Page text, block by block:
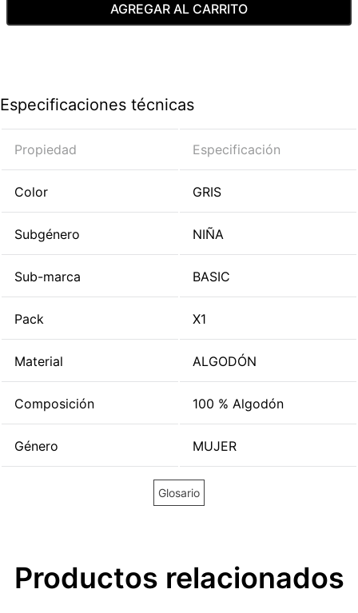
AGREGAR AL CARRITO
Especificaciones técnicas
Propiedad Especificación
Color GRIS
Subgénero NIÑA
Sub-marca BASIC
Pack X1
Material ALGODÓN
Composición 100 % Algodón
Género MUJER
Glosario
Productos relacionados